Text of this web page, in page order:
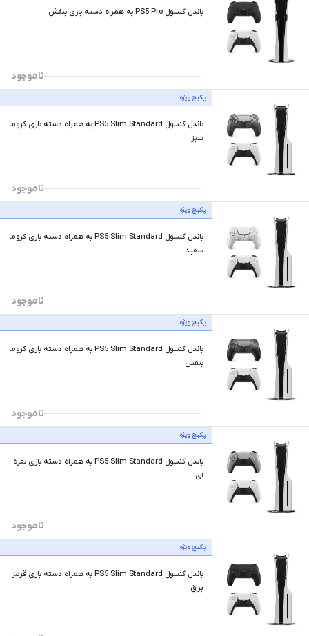
باندل کنسول PS5 Pro به همراه دسته بازی بنفش
ناموجود
پکیچ ویژه
باندل کنسول PS5 Slim Standard به همراه دسته بازی کروما
سبز
ناموجود
پکیچ ویژه
باندل کنسول PS5 Slim Standard به همراه دسته بازی کروما
سفید
ناموجود
پکیچ ویژه
باندل کنسول PS5 Slim Standard به همراه دسته بازی کروما
بنفش
ناموجود
پکیچ ویژه
باندل کنسول PS5 Slim Standard به همراه دسته بازی نقره
ای
ناموجود
پکیچ ویژه
باندل کنسول PS5 Slim Standard به همراه دسته بازی قرمز
براق